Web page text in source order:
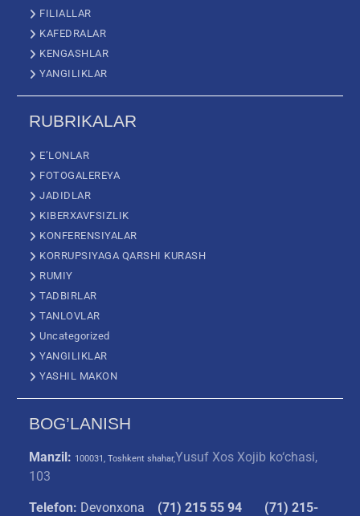
FILIALLAR
KAFEDRALAR
KENGASHLAR
YANGILIKLAR
RUBRIKALAR
E’LONLAR
FOTOGALEREYA
JADIDLAR
KIBERXAVFSIZLIK
KONFERENSIYALAR
KORRUPSIYAGA QARSHI KURASH
RUMIY
TADBIRLAR
TANLOVLAR
Uncategorized
YANGILIKLAR
YASHIL MAKON
BOG’LANISH
Manzil: 100031, Toshkent shahar,Yusuf Xos Xojib ko‘chasi,
103
Telefon: Devonxona (71) 215 55 94
(71) 215-